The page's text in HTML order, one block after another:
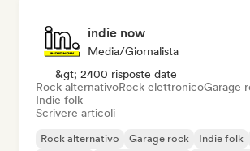
indie now
Media/Giornalista
&gt; 2400 risposte date
Rock alternativoRock elettronicoGarage
Indie folk
Scrivere articoli
Rock alternativo Garage rock Indie folk